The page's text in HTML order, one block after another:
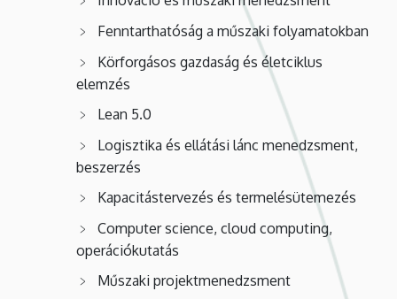
Fenntarthatóság a műszaki folyamatokban
Körforgásos gazdaság és életciklus
elemzés
Lean 5.0
Logisztika és ellátási lánc menedzsment,
beszerzés
Kapacitástervezés és termelésütemezés
Computer science, cloud computing,
operációkutatás
Műszaki projektmenedzsment